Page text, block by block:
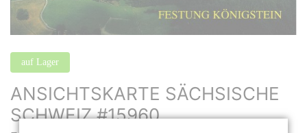
auf Lager
ANSICHTSKARTE SÄCHSISCHE
SCHWEIZ #15960